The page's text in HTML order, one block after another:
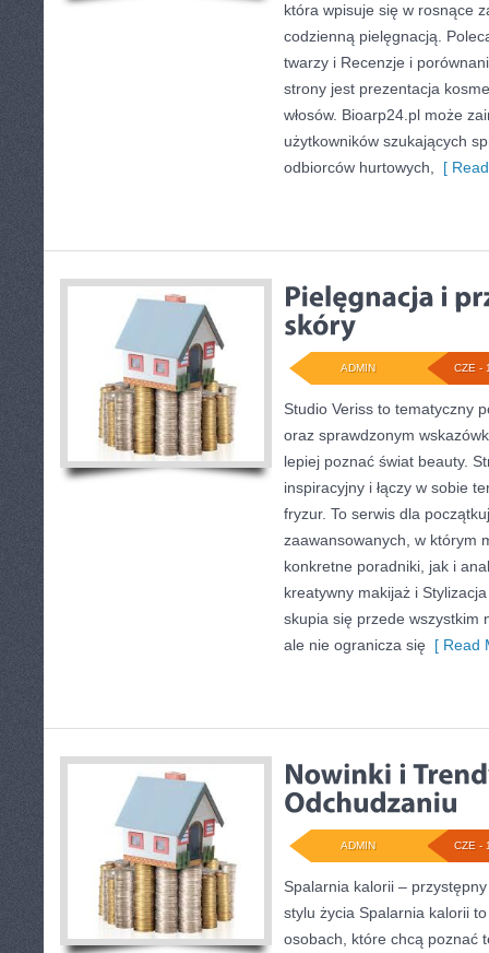
która wpisuje się w rosnące
codzienną pielęgnacją.
twarzy i Recenzje i
strony jest prezentacja
włosów. Bioarp24.pl może
użytkowników szukających
odbiorców hurtowych,
[
CZE -
ADMIN
Studio Veriss to tematyczny
oraz sprawdzonym
lepiej poznać świat beauty.
inspiracyjny i łączy w sobie
fryzur. To serwis dla
zaawansowanych, w którym
konkretne poradniki, jak i
kreatywny makijaż i
skupia się przede wszystkim
ale nie ogranicza się [ Read
CZE -
ADMIN
Spalarnia kalorii –
stylu życia Spalarnia kalorii
osobach, które chcą poznać